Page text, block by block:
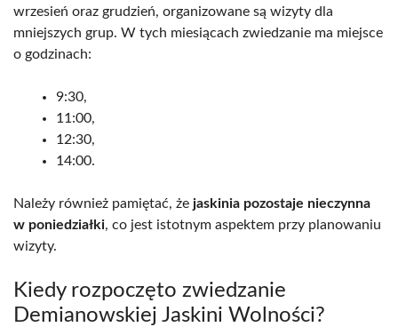
wrzesień oraz grudzień, organizowane są wizyty dla
mniejszych grup. W tych miesiącach zwiedzanie ma miejsce
o godzinach:
9:30,
11:00,
12:30,
14:00.
Należy również pamiętać, że jaskinia pozostaje nieczynna
w poniedziałki, co jest istotnym aspektem przy planowaniu
wizyty.
Kiedy rozpoczęto zwiedzanie
Demianowskiej Jaskini Wolności?